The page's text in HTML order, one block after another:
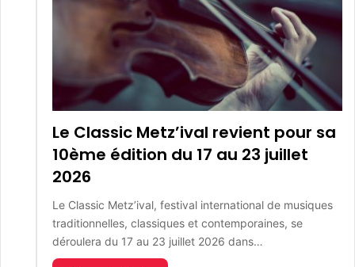
Le Classic Metz’ival revient pour sa
10ème édition du 17 au 23 juillet
2026
Le Classic Metz’ival, festival international de musiques
traditionnelles, classiques et contemporaines, se
déroulera du 17 au 23 juillet 2026 dans…